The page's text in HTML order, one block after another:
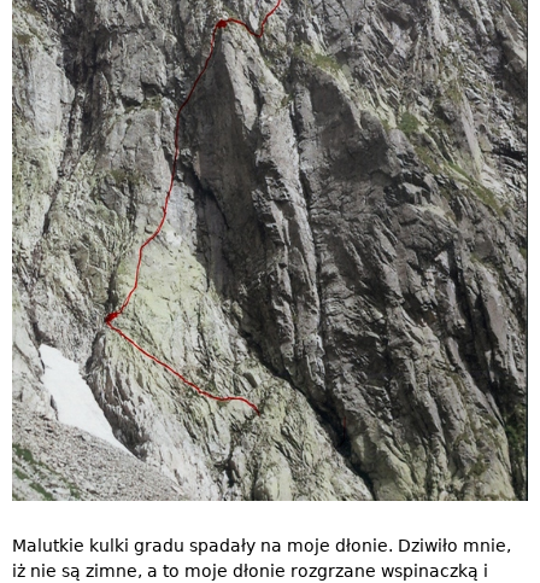
Malutkie kulki gradu spadały na moje dłonie. Dziwiło mnie,
iż nie są zimne, a to moje dłonie rozgrzane wspinaczką i